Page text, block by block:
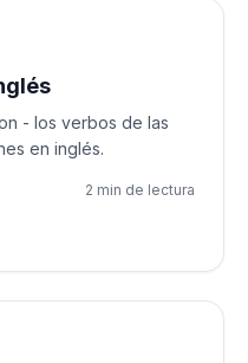
- los verbos de las
en inglés.
2 min de lectura